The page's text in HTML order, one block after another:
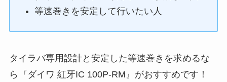
等速巻きを安定して行いたい人
タイラバ専用設計と安定した等速巻きを求めるな
ら『ダイワ 紅牙IC 100P-RM』がおすすめです！